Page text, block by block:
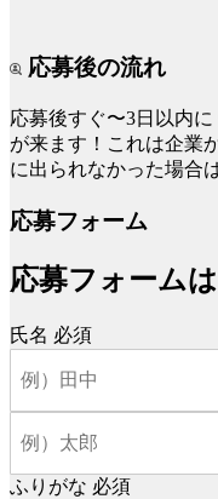
応募後の流れ
応募後すぐ〜3日以内に
が来ます！これは企業
に出られなかった場合
応募フォーム
応募フォーム
氏名 必須
ふりがな 必須